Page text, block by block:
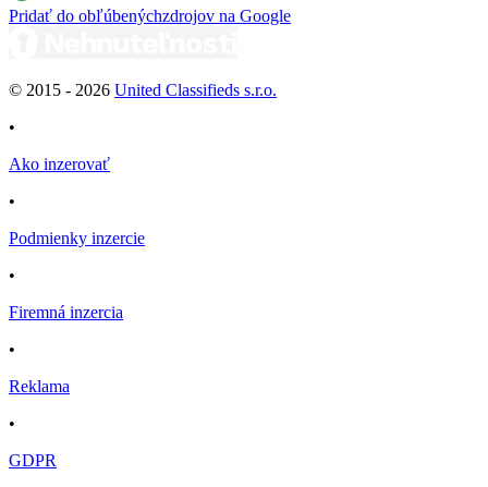
Pridať do obľúbenýchzdrojov na Google
© 2015 - 2026 United Classifieds s.r.o.
•
Ako inzerovať
•
Podmienky inzercie
•
Firemná inzercia
•
Reklama
•
GDPR